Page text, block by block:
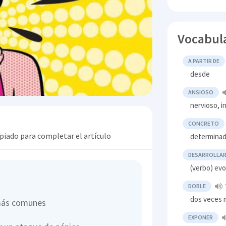
para completar el artículo
comunes
A PARTIR DE
desde
ANSIOSO
nervioso,
CONCRETO
(verbo)
DOBLE
dos veces
EXPONER